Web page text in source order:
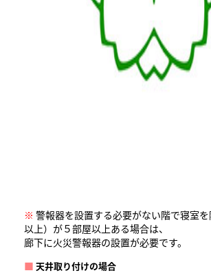
※ 警報器を設置する必要がない階で寝室
以上）が５部屋以上ある場合は、
廊下に火災警報器の設置が必要です。
■ 天井取り付けの場合